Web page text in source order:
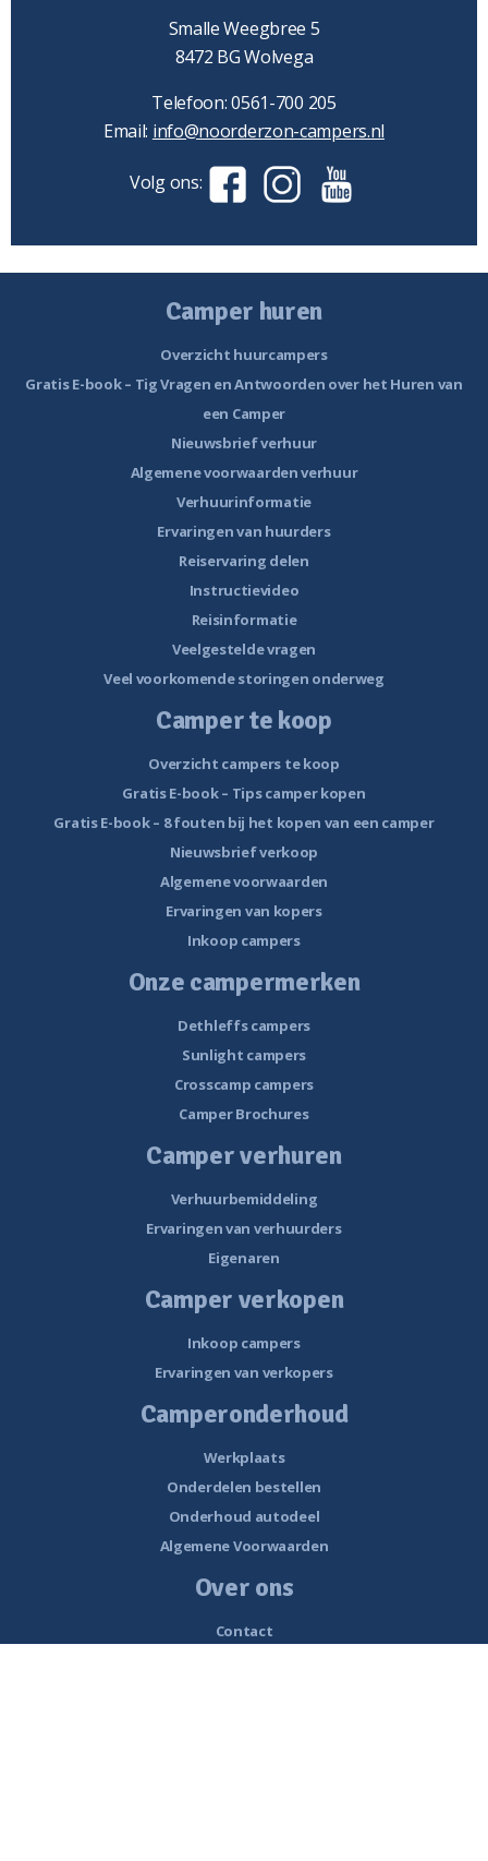
Smalle Weegbree 5
8472 BG Wolvega
Telefoon: 0561-700 205
Email: info@noorderzon-campers.nl
Volg ons:
Camper huren
Overzicht huurcampers
Gratis E-book – Tig Vragen en Antwoorden over het Huren van
een Camper
Nieuwsbrief verhuur
Algemene voorwaarden verhuur
Verhuurinformatie
Ervaringen van huurders
Reiservaring delen
Instructievideo
Reisinformatie
Veelgestelde vragen
Veel voorkomende storingen onderweg
Camper te koop
Overzicht campers te koop
Gratis E-book – Tips camper kopen
Gratis E-book – 8 fouten bij het kopen van een camper
Nieuwsbrief verkoop
Algemene voorwaarden
Ervaringen van kopers
Inkoop campers
Onze campermerken
Dethleffs campers
Sunlight campers
Crosscamp campers
Camper Brochures
Camper verhuren
Verhuurbemiddeling
Ervaringen van verhuurders
Eigenaren
Camper verkopen
Inkoop campers
Ervaringen van verkopers
Camperonderhoud
Werkplaats
Onderdelen bestellen
Onderhoud autodeel
Algemene Voorwaarden
Over ons
Contact